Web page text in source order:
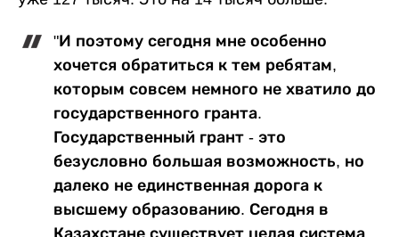
"И поэтому сегодня мне особенно
хочется обратиться к тем ребятам,
которым совсем немного не хватило до
государственного гранта.
Государственный грант - это
безусловно большая возможность, но
далеко не единственная дорога к
высшему образованию. Сегодня в
Казахстане существует целая система